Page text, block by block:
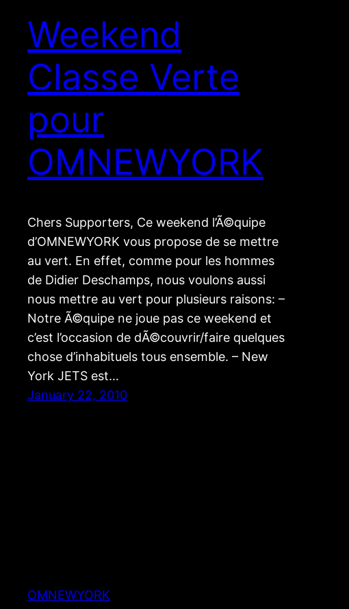
Weekend
Classe Verte
pour
OMNEWYORK
Chers Supporters, Ce weekend l’Ã©quipe
d’OMNEWYORK vous propose de se mettre
au vert. En effet, comme pour les hommes
de Didier Deschamps, nous voulons aussi
nous mettre au vert pour plusieurs raisons: –
Notre Ã©quipe ne joue pas ce weekend et
c’est l’occasion de dÃ©couvrir/faire quelques
chose d’inhabituels tous ensemble. – New
York JETS est…
January 22, 2010
OMNEWYORK